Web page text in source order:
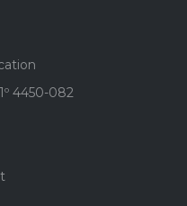
4450-082